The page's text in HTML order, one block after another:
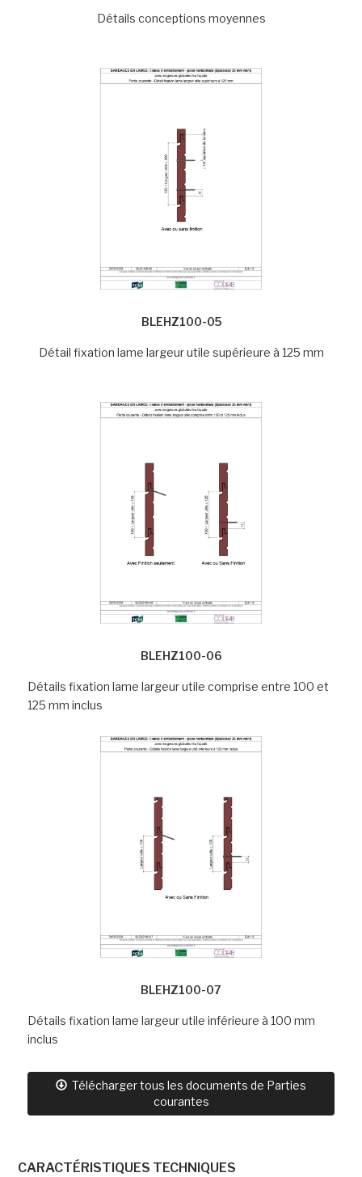
Détails conceptions moyennes
BLEHZ100-05
Détail fixation lame largeur utile supérieure à 125 mm
BLEHZ100-06
Détails fixation lame largeur utile comprise entre 100 et
125 mm inclus
BLEHZ100-07
Détails fixation lame largeur utile inférieure à 100 mm
inclus
Télécharger tous les documents de Parties
courantes
CARACTÉRISTIQUES TECHNIQUES